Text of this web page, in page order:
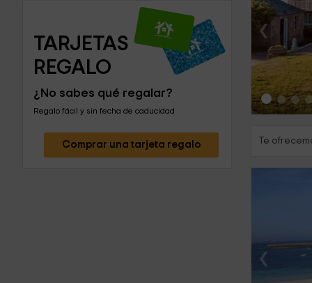
TARJETAS
REGALO
¿No sabes qué regalar?
Regalo fácil y sin fecha de caducidad
Comprar una tarjeta regalo
‹
Te
‹